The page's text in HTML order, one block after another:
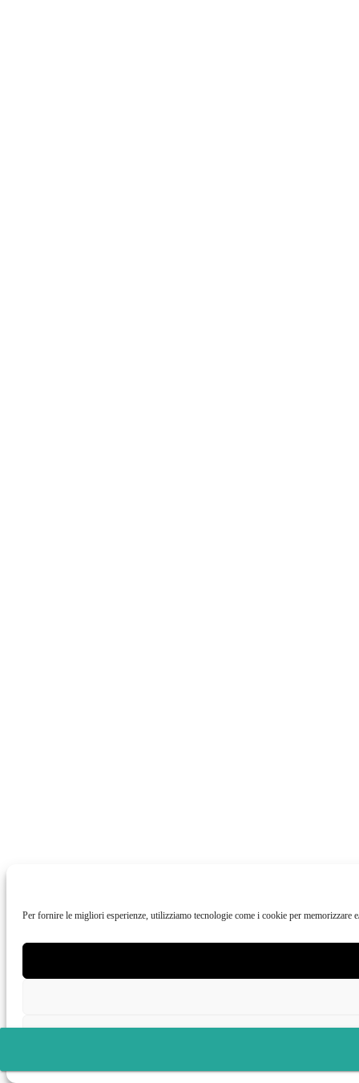
Per fornire le migliori esperienze, utilizziamo tecnologie come i cookie per